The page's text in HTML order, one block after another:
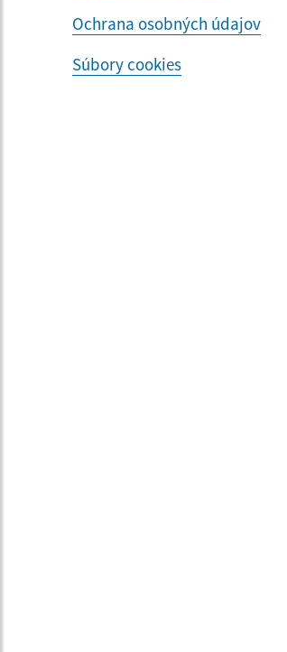
Ochrana osobných údajov
Súbory cookies